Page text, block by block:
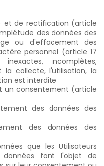
et de rectification (article
des données des
ou d'effacement des
personnel (article 17
incomplètes,
la collecte, l'utilisation, la
est interdite
un consentement (article
des données des
des données des
que les Utilisateurs
données font l'objet de